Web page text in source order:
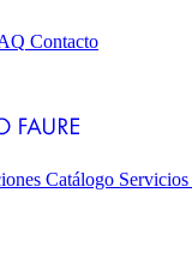
Contacto
Catálogo Servicios